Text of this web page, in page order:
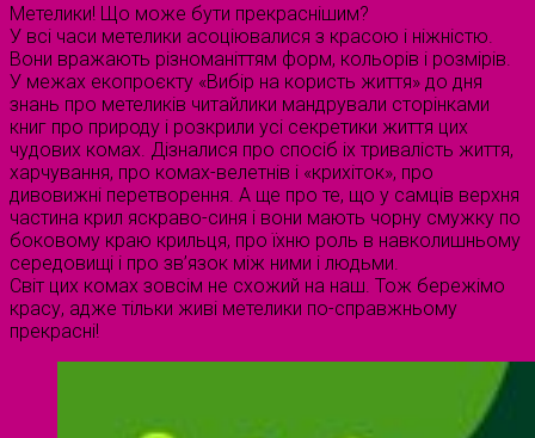
Метелики! Що може бути прекраснішим?
У всі часи метелики асоціювалися з красою і ніжністю.
Вони вражають різноманіттям форм, кольорів і розмірів.
У межах екопроєкту «Вибір на користь життя» до дня
знань про метеликів читайлики мандрували сторінками
книг про природу і розкрили усі секретики життя цих
чудових комах. Дізналися про спосіб іх тривалість життя,
харчування, про комах-велетнів і «крихіток», про
дивовижні перетворення. А ще про те, що у самців верхня
частина крил яскраво-синя і вони мають чорну смужку по
боковому краю крильця, про їхню роль в навколишньому
середовищі і про зв’язок між ними і людьми.
Світ цих комах зовсім не схожий на наш. Тож бережімо
красу, адже тільки живі метелики по-справжньому
прекрасні!